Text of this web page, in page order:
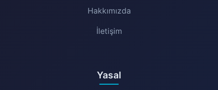
Hakkımızda
İletişim
Yasal